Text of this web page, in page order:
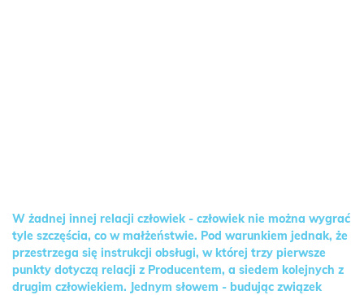
W żadnej innej relacji człowiek - człowiek nie można wygrać
tyle szczęścia, co w małżeństwie. Pod warunkiem jednak, że
przestrzega się instrukcji obsługi, w której trzy pierwsze
punkty dotyczą relacji z Producentem, a siedem kolejnych z
drugim człowiekiem. Jednym słowem - budując związek